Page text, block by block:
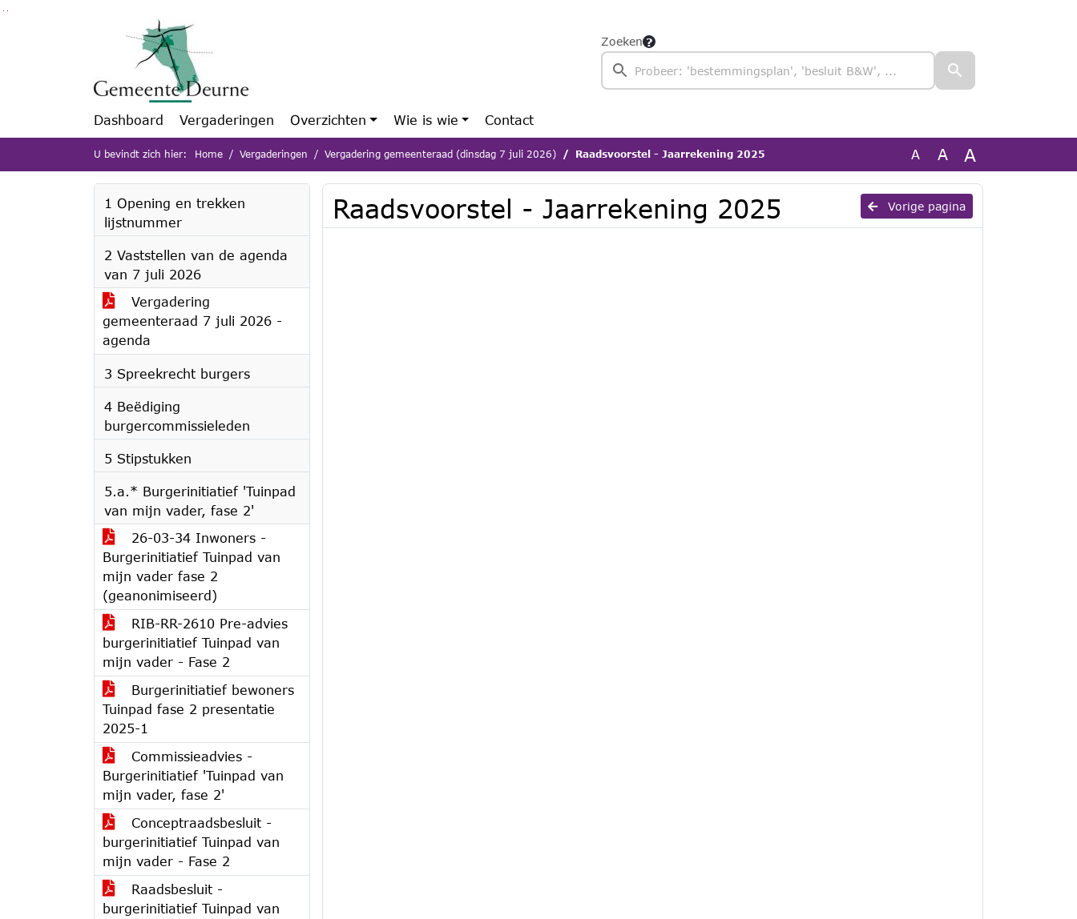
Ga naar de inhoud van deze pagina
Zoeken
Dashboard Vergaderingen Overzichten Wie is wie Contact
U bevindt zich hier: Home Vergaderingen Vergadering gemeenteraad (dinsdag 7 juli 2026) Raadsvoorstel - Jaarrekening 2025 A A A
1 Opening en trekken
lijstnummer
2 Vaststellen van de agenda
van 7 juli 2026
Vergadering
gemeenteraad 7 juli 2026 -
agenda
3 Spreekrecht burgers
4 Beëdiging
burgercommissieleden
5 Stipstukken
5.a.* Burgerinitiatief 'Tuinpad
van mijn vader, fase 2'
26-03-34 Inwoners -
Burgerinitiatief Tuinpad van
mijn vader fase 2
(geanonimiseerd)
RIB-RR-2610 Pre-advies
burgerinitiatief Tuinpad van
mijn vader - Fase 2
Burgerinitiatief bewoners
Tuinpad fase 2 presentatie
2025-1
Commissieadvies -
Burgerinitiatief 'Tuinpad van
mijn vader, fase 2'
Conceptraadsbesluit -
burgerinitiatief Tuinpad van
mijn vader - Fase 2
Raadsbesluit -
burgerinitiatief Tuinpad van
Vorige pagina
Raadsvoorstel - Jaarrekening 2025